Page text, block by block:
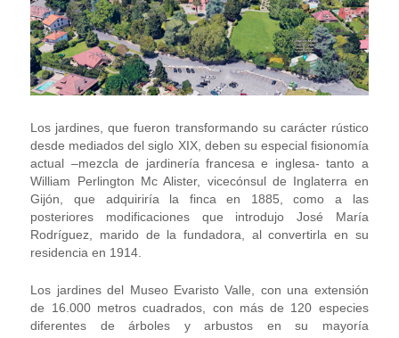
Los jardines, que fueron transformando su carácter rústico
desde mediados del siglo XIX, deben su especial fisionomía
actual –mezcla de jardinería francesa e inglesa- tanto a
William Perlington Mc Alister, vicecónsul de Inglaterra en
Gijón, que adquiriría la finca en 1885, como a las
posteriores modificaciones que introdujo José María
Rodríguez, marido de la fundadora, al convertirla en su
residencia en 1914.
Los jardines del Museo Evaristo Valle, con una extensión
de 16.000 metros cuadrados, con más de 120 especies
diferentes de árboles y arbustos en su mayoría